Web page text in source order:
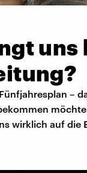
uns
–
wirklich auf die